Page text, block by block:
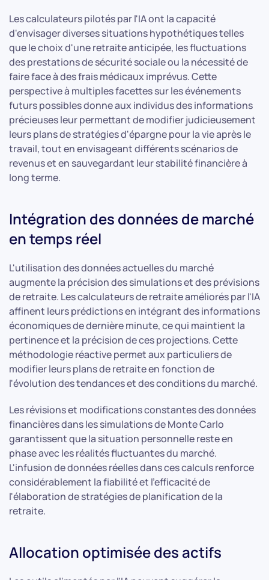
Les calculateurs pilotés par l'IA ont la capacité
d'envisager diverses situations hypothétiques telles
que le choix d'une retraite anticipée, les fluctuations
des prestations de sécurité sociale ou la nécessité de
faire face à des frais médicaux imprévus. Cette
perspective à multiples facettes sur les événements
futurs possibles donne aux individus des informations
précieuses leur permettant de modifier judicieusement
leurs plans de stratégies d'épargne pour la vie après le
travail, tout en envisageant différents scénarios de
revenus et en sauvegardant leur stabilité financière à
long terme.
Intégration des données de marché
en temps réel
L'utilisation des données actuelles du marché
augmente la précision des simulations et des prévisions
de retraite. Les calculateurs de retraite améliorés par l'IA
affinent leurs prédictions en intégrant des informations
économiques de dernière minute, ce qui maintient la
pertinence et la précision de ces projections. Cette
méthodologie réactive permet aux particuliers de
modifier leurs plans de retraite en fonction de
l'évolution des tendances et des conditions du marché.
Les révisions et modifications constantes des données
financières dans les simulations de Monte Carlo
garantissent que la situation personnelle reste en
phase avec les réalités fluctuantes du marché.
L'infusion de données réelles dans ces calculs renforce
considérablement la fiabilité et l'efficacité de
l'élaboration de stratégies de planification de la
retraite.
Allocation optimisée des actifs